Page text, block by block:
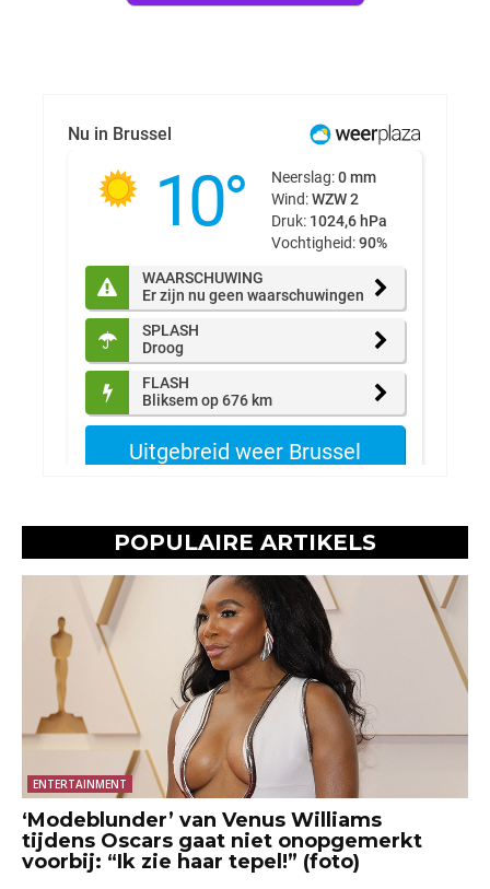
POPULAIRE ARTIKELS
ENTERTAINMENT
‘Modeblunder’ van Venus Williams
tijdens Oscars gaat niet onopgemerkt
voorbij: “Ik zie haar tepel!” (foto)